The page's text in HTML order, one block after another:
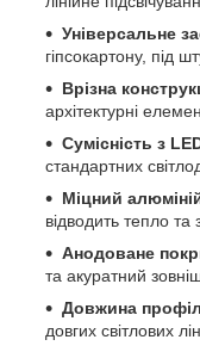
Універсальне
гіпсокартону, під
Врізна
архітектурні
Сумісність з
стандартних
Міцний
відводить тепло та
Анодоване
та акуратний
Довжина
довгих світлових